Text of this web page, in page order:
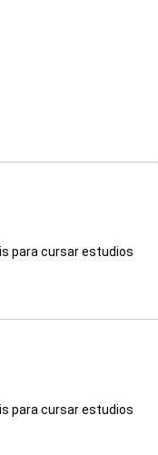
para cursar estudios
para cursar estudios